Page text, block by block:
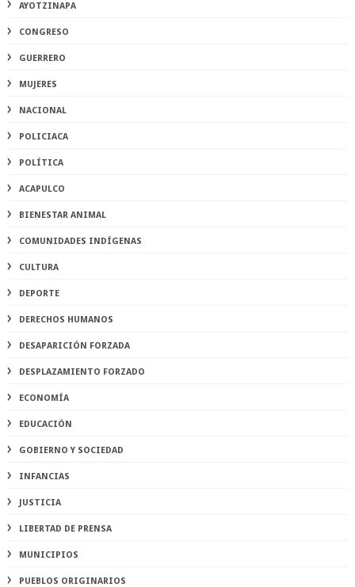
AYOTZINAPA
CONGRESO
GUERRERO
MUJERES
NACIONAL
POLICIACA
POLÍTICA
ACAPULCO
BIENESTAR ANIMAL
COMUNIDADES INDÍGENAS
CULTURA
DEPORTE
DERECHOS HUMANOS
DESAPARICIÓN FORZADA
DESPLAZAMIENTO FORZADO
ECONOMÍA
EDUCACIÓN
GOBIERNO Y SOCIEDAD
INFANCIAS
JUSTICIA
LIBERTAD DE PRENSA
MUNICIPIOS
PUEBLOS ORIGINARIOS